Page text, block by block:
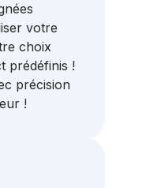
votre
choix
prédéfinis !
précision
!